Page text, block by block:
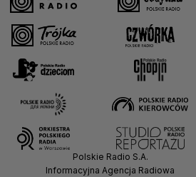
Polskie Radio S.A.
Informacyjna Agencja Radiowa